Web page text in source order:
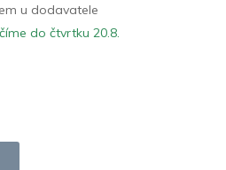
u dodavatele
do čtvrtku 20.8.